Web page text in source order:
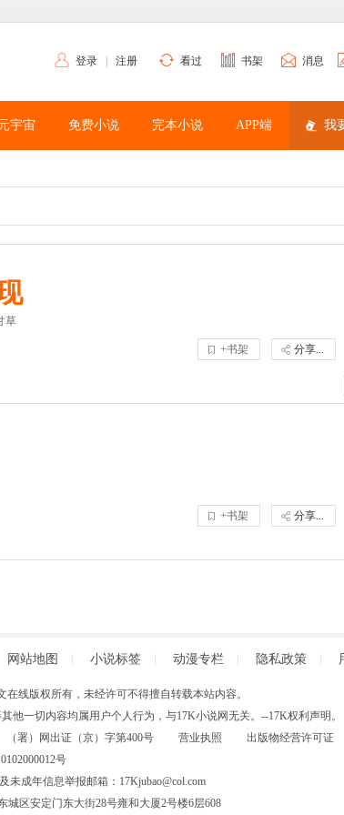
登录 注册 看过 书架 消息
宇宙 免费小说 完本小说 APP端 我
草
分享...
+书架
分享...
+书架
网站地图 小说标签 动漫专栏 隐私政策
在线版权所有，未经许可不得擅自转载本站内容。
一切内容均属用户个人行为，与17K小说网无关。--17K权利声明。
）网出证（京）字第400号 营业执照
出版物经营许可证
号
未成年信息举报邮箱：17Kjubao@col.com
区安定门东大街28号雍和大厦2号楼6层608